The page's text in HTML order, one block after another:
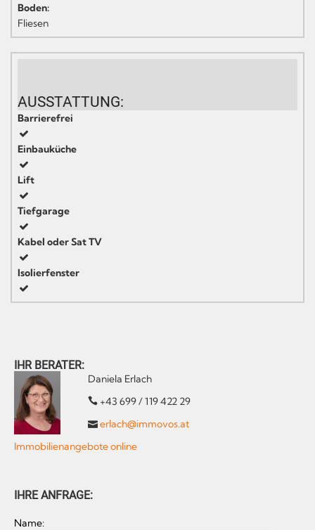
Boden:
Fliesen
AUSSTATTUNG:
Barrierefrei
Einbauküche
Lift
Tiefgarage
Kabel oder Sat TV
Isolierfenster
IHR BERATER:
Daniela Erlach
+43 699 / 119 422 29
erlach@immovos.at
Immobilienangebote online
IHRE ANFRAGE:
Name: